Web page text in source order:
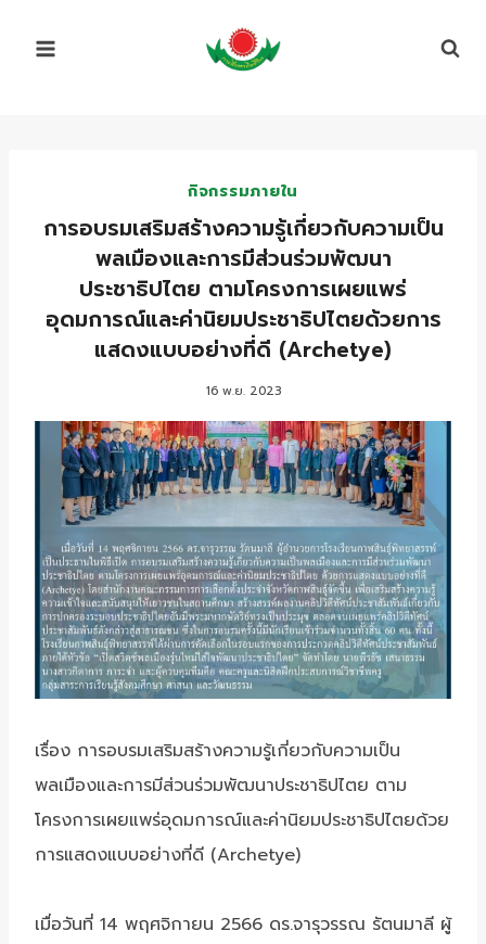
กิจกรรมภายใน
การอบรมเสริมสร้างความรู้เกี่ยวกับความเป็น
พลเมืองและการมีส่วนร่วมพัฒนา
ประชาธิปไตย ตามโครงการเผยแพร่
อุดมการณ์และค่านิยมประชาธิปไตยด้วยการ
แสดงแบบอย่างที่ดี (Archetye)
16 พ.ย. 2023
เรื่อง การอบรมเสริมสร้างความรู้เกี่ยวกับความเป็น
พลเมืองและการมีส่วนร่วมพัฒนาประชาธิปไตย ตาม
โครงการเผยแพร่อุดมการณ์และค่านิยมประชาธิปไตยด้วย
การแสดงแบบอย่างที่ดี (Archetye)
เมื่อวันที่ 14 พฤศจิกายน 2566 ดร.จารุวรรณ รัตนมาลี ผู้